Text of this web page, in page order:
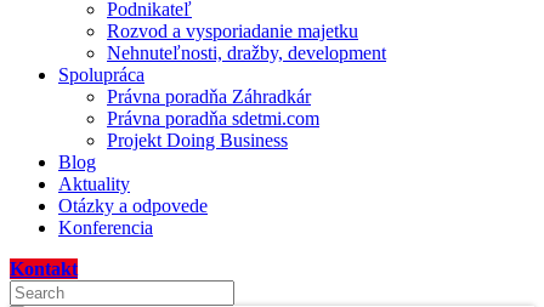
Podnikateľ
Rozvod a vysporiadanie majetku
Nehnuteľnosti, dražby, development
Spolupráca
Právna poradňa Záhradkár
Právna poradňa sdetmi.com
Projekt Doing Business
Blog
Aktuality
Otázky a odpovede
Konferencia
Kontakt